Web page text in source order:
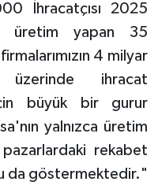
İhracatçısı 2025
üretim yapan 35
4 milyar
ihracat
büyük bir gurur
yalnızca üretim
rekabet
da göstermektedir."